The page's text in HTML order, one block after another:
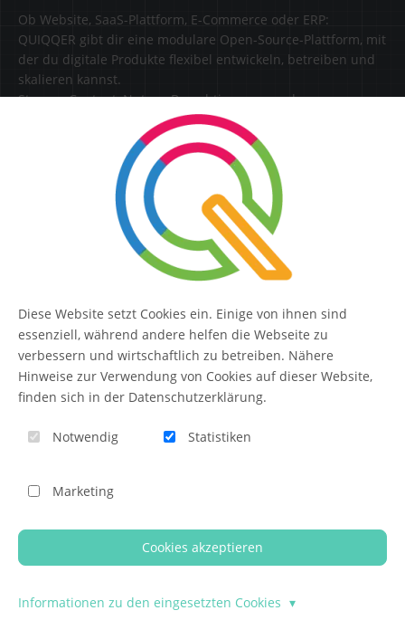
Ob Website, SaaS-Plattform, E-Commerce oder ERP:
QUIQQER gibt dir eine modulare Open-Source-Plattform, mit
der du digitale Produkte flexibel entwickeln, betreiben und
skalieren kannst.
Steuere Content, Nutzer, Berechtigungen und
Erweiterungen zentral in einer Lösung.
QUIQQER
Themen-Übersicht
Impressum
© 2026 - Template Presentation umgesetzt mit
Diese Website setzt Cookies ein. Einige von ihnen sind
essenziell, während andere helfen die Webseite zu
verbessern und wirtschaftlich zu betreiben. Nähere
Hinweise zur Verwendung von Cookies auf dieser Website,
finden sich in der Datenschutzerklärung.
Notwendig Statistiken
Marketing
Cookies akzeptieren
Informationen zu den eingesetzten Cookies